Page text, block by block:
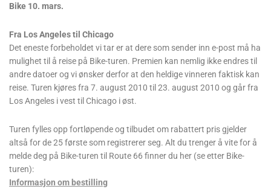
Bike 10. mars.
Fra Los Angeles til Chicago
Det eneste forbeholdet vi tar er at dere som sender inn e-post må ha
mulighet til å reise på Bike-turen. Premien kan nemlig ikke endres til
andre datoer og vi ønsker derfor at den heldige vinneren faktisk kan
reise. Turen kjøres fra 7. august 2010 til 23. august 2010 og går fra
Los Angeles i vest til Chicago i øst.
Turen fylles opp fortløpende og tilbudet om rabattert pris gjelder
altså for de 25 første som registrerer seg. Alt du trenger å vite for å
melde deg på Bike-turen til Route 66 finner du her (se etter Bike-
turen):
Informasjon om bestilling